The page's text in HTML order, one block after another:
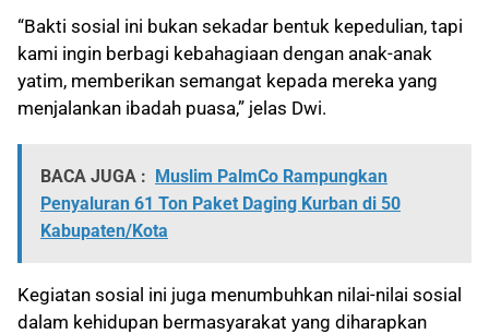
“Bakti sosial ini bukan sekadar bentuk kepedulian, tapi
kami ingin berbagi kebahagiaan dengan anak-anak
yatim, memberikan semangat kepada mereka yang
menjalankan ibadah puasa,” jelas Dwi.
BACA JUGA : Muslim PalmCo Rampungkan
Penyaluran 61 Ton Paket Daging Kurban di 50
Kabupaten/Kota
Kegiatan sosial ini juga menumbuhkan nilai-nilai sosial
dalam kehidupan bermasyarakat yang diharapkan